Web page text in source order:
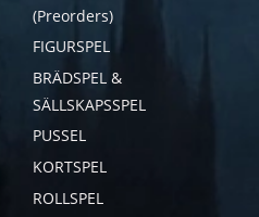
(Preorders)
FIGURSPEL
BRÄDSPEL &
SÄLLSKAPSSPEL
PUSSEL
KORTSPEL
ROLLSPEL